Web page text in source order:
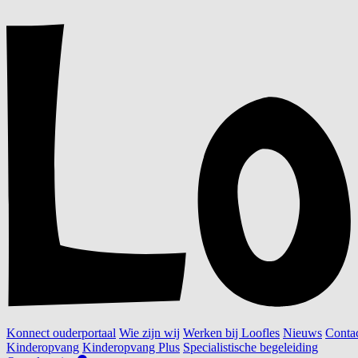
Konnect ouderportaal Wie zijn wij Werken bij Loofles Nieuws
Kinderopvang Kinderopvang Plus Specialistische begeleiding